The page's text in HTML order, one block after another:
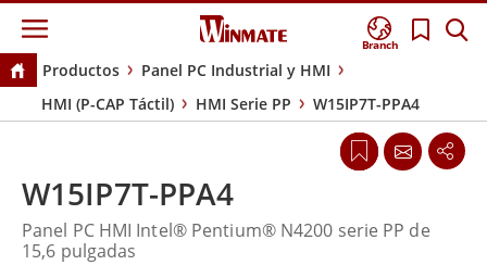
Branch
Productos
Panel PC Industrial y HMI
HMI (P-CAP Táctil)
HMI Serie PP W15IP7T-PPA4
W15IP7T-PPA4
Panel PC HMI Intel® Pentium® N4200 serie PP de
15,6 pulgadas